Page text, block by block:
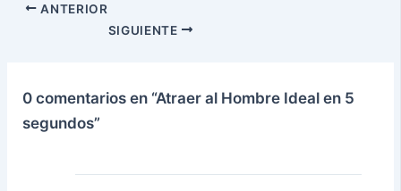
ANTERIOR
SIGUIENTE
0 comentarios en “Atraer al Hombre Ideal en 5
segundos”